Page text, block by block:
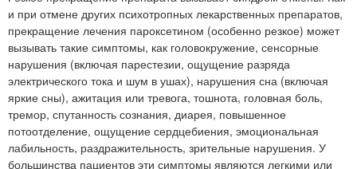
и при отмене других психотропных лекарственных препаратов,
прекращение лечения пароксетином (особенно резкое) может
вызывать такие симптомы, как головокружение, сенсорные
нарушения (включая парестезии, ощущение разряда
электрического тока и шум в ушах), нарушения сна (включая
яркие сны), ажитация или тревога, тошнота, головная боль,
тремор, спутанность сознания, диарея, повышенное
потоотделение, ощущение сердцебиения, эмоциональная
лабильность, раздражительность, зрительные нарушения. У
большинства пациентов эти симптомы являются легкими или